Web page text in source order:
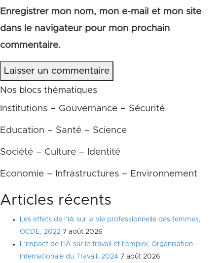
Enregistrer mon nom, mon e-mail et mon site
dans le navigateur pour mon prochain
commentaire.
Laisser un commentaire
Nos blocs thématiques
Institutions – Gouvernance – Sécurité
Education – Santé – Science
Société – Culture – Identité
Economie – Infrastructures – Environnement
Articles récents
Les effets de l’IA sur la vie professionnelle des femmes,
OCDE, 2022 7 août 2026
L’impact de l’IA sur le travail et l’emploi, Organisation
Internationale du Travail, 2024 7 août 2026